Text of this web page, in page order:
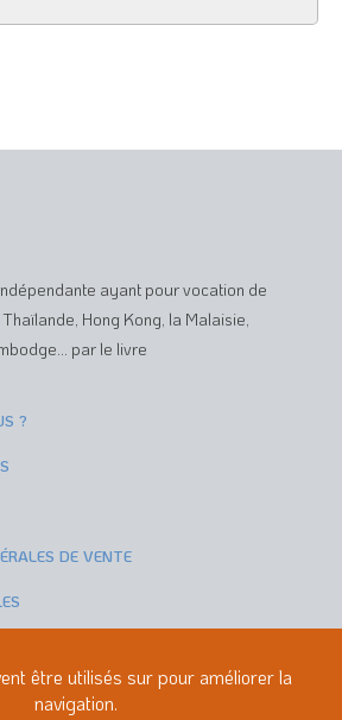
ayant pour vocation de
Hong Kong, la Malaisie,
par le livre
?
DE VENTE
avec